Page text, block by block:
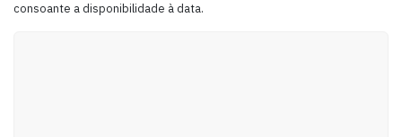
consoante a disponibilidade à data.